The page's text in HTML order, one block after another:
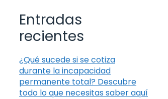
Entradas
recientes
¿Qué sucede si se cotiza
durante la incapacidad
permanente total? Descubre
todo lo que necesitas saber aquí